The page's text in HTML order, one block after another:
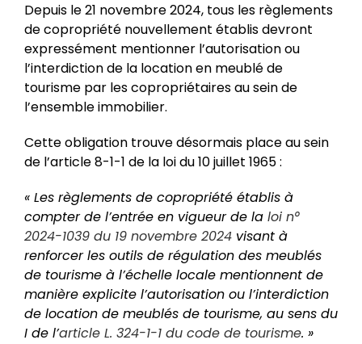
Depuis le 21 novembre 2024, tous les règlements
de copropriété nouvellement établis devront
expressément mentionner l’autorisation ou
l’interdiction de la location en meublé de
tourisme par les copropriétaires au sein de
l’ensemble immobilier.
Cette obligation trouve désormais place au sein
de l’article 8-1-1 de la loi du 10 juillet 1965 :
« Les règlements de copropriété établis à
compter de l’entrée en vigueur de la loi n°
2024-1039 du 19 novembre 2024 visant à
renforcer les outils de régulation des meublés
de tourisme à l’échelle locale mentionnent de
manière explicite l’autorisation ou l’interdiction
de location de meublés de tourisme, au sens du
I de l’article L. 324-1-1 du code de tourisme. »